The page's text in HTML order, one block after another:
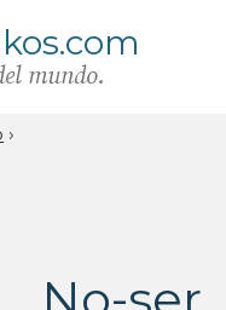
mundo.
›